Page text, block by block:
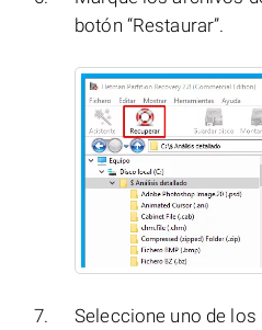
botón “Restaurar”.
Seleccione uno de